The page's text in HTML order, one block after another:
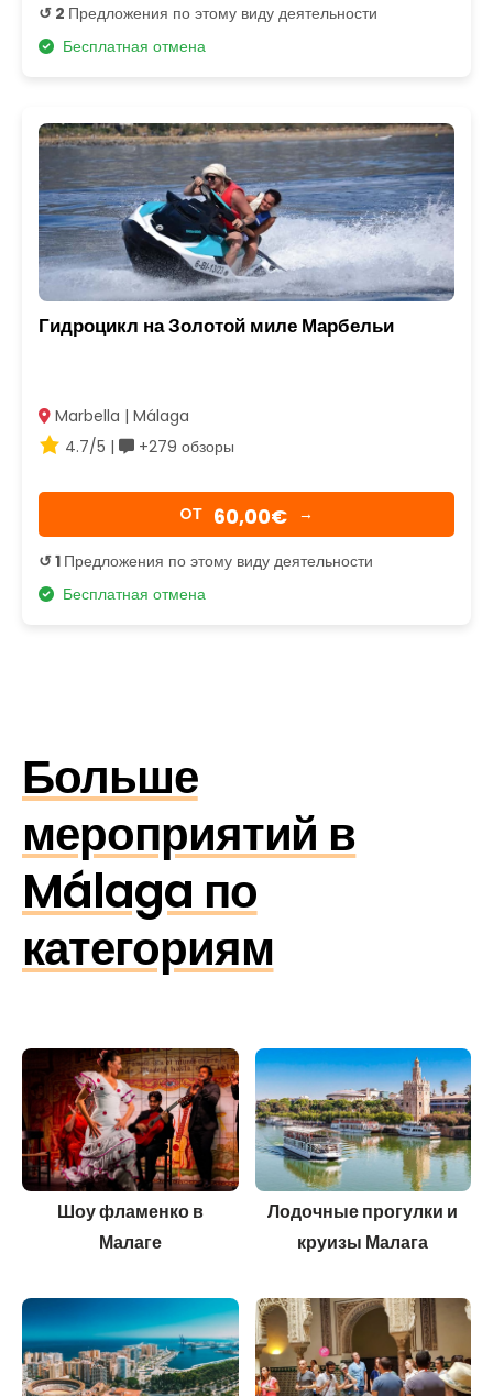
↺ 2 Предложения по этому виду деятельности
Бесплатная отмена
Гидроцикл на Золотой миле Марбельи
Marbella | Málaga
4.7/5 |
+279 обзоры
OТ 60,00€ →
↺ 1 Предложения по этому виду деятельности
Бесплатная отмена
Больше
мероприятий в
Málaga по
категориям
Шоу фламенко в
Малаге
Лодочные прогулки и
круизы Малага